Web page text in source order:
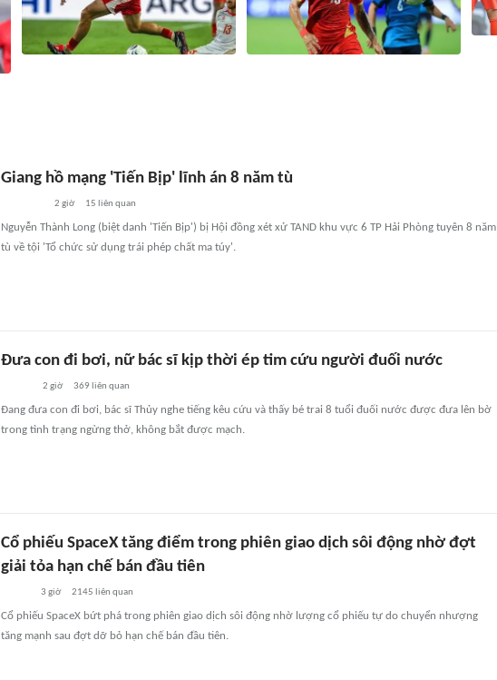
Giang hồ mạng 'Tiến Bịp' lĩnh án 8 năm tù
2 giờ 15 liên quan
Nguyễn Thành Long (biệt danh 'Tiến Bịp') bị Hội đồng xét xử TAND khu vực 6 TP Hải Phòng tuyên 8 năm
tù về tội 'Tổ chức sử dụng trái phép chất ma túy'.
Đưa con đi bơi, nữ bác sĩ kịp thời ép tim cứu người đuối nước
2 giờ 369 liên quan
Đang đưa con đi bơi, bác sĩ Thủy nghe tiếng kêu cứu và thấy bé trai 8 tuổi đuối nước được đưa lên bờ
trong tình trạng ngừng thở, không bắt được mạch.
Cổ phiếu SpaceX tăng điểm trong phiên giao dịch sôi động nhờ đợt
giải tỏa hạn chế bán đầu tiên
3 giờ 2145 liên quan
Cổ phiếu SpaceX bứt phá trong phiên giao dịch sôi động nhờ lượng cổ phiếu tự do chuyển nhượng
tăng mạnh sau đợt dỡ bỏ hạn chế bán đầu tiên.